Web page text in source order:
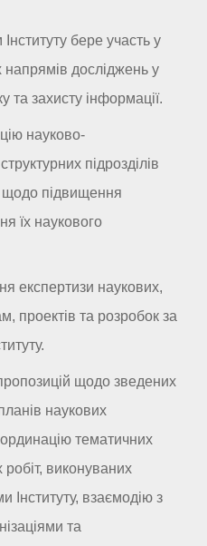
бере участь у
досліджень у
та захисту інформації.
науково-
підрозділів
щодо підвищення
їх наукового
експертизи наукових,
проектів та розробок за
щодо зведених
наукових
тематичних
робіт, виконуваних
Інституту, взаємодію з
та